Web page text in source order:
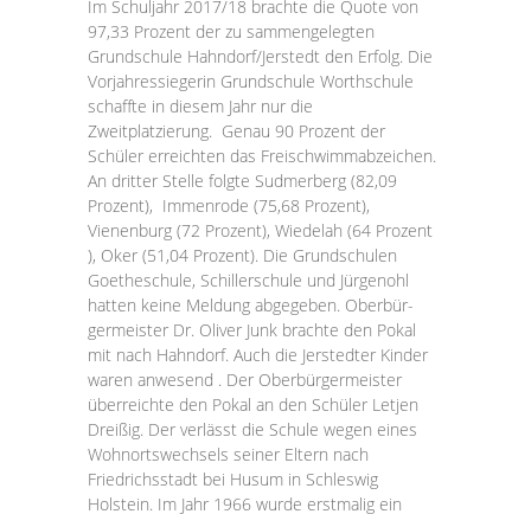
Im Schuljahr 2017/18 brachte die Quote von
97,33 Prozent der zu­ sammengelegten
Grundschule Hahndorf/Jerstedt den Erfolg. Die
Vorjahressiegerin Grundschule Worthschule
schaffte in diesem Jahr nur die
Zweitplatzierung. Genau 90 Prozent der
Schüler erreichten das Freischwimmabzeichen.
An dritter Stelle folgte Sudmerberg (82,09
Prozent), Immenrode (75,68 Prozent),
Vienenburg (72 Prozent), Wiedelah (64 Pro­zent
), Oker (51,04 Prozent). Die Grundschulen
Goetheschule, Schillerschule und Jürgenohl
hatten kei­ne Meldung abgegeben. Oberbür­
germeister Dr. Oliver Junk brachte den Pokal
mit nach Hahndorf. Auch die Jerstedter Kinder
waren anwesend . Der Oberbürgermeister
über­reichte den Pokal an den Schüler Letjen
Dreißig. Der verlässt die Schule wegen eines
Wohnortswech­sels seiner Eltern nach
Friedrichsstadt bei Husum in Schleswig
Holstein. Im Jahr 1966 wurde erstmalig ein